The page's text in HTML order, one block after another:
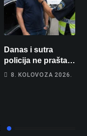
Danas i sutra
policija ne prašta:
Na cestama su
8. KOLOVOZA 2026.